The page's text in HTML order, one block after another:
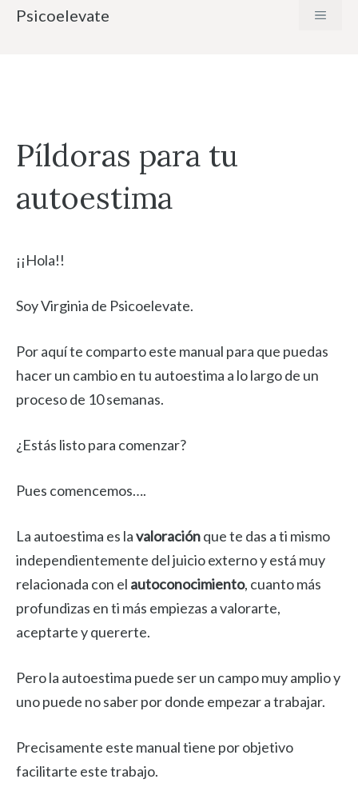
SaltarPsicoelevate MENÚ
Píldoras para tu
autoestima
¡¡Hola!!
Soy Virginia de Psicoelevate.
Por aquí te comparto este manual para que puedas
hacer un cambio en tu autoestima a lo largo de un
proceso de 10 semanas.
¿Estás listo para comenzar?
Pues comencemos….
La autoestima es lavaloraciónque te das a ti mismo
independientemente del juicio externo y está muy
relacionada con el autoconocimiento, cuanto más
profundizas en ti más empiezas a valorarte,
aceptarte y quererte.
Pero la autoestima puede ser un campo muy amplio y
uno puede no saber por donde empezar a trabajar.
Precisamente este manual tiene por objetivo
facilitarte este trabajo.